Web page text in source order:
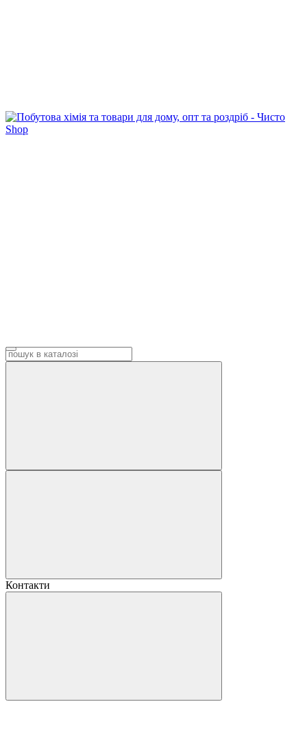
Контакти